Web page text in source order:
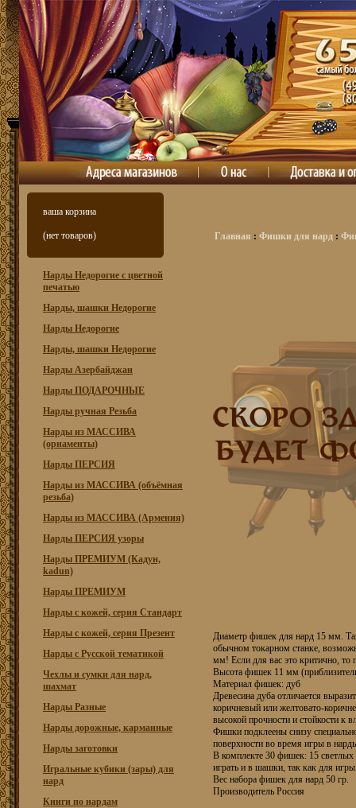
ваша корзина
(нет товаров)
Нарды Недорогие с цветной
печатью
Нарды, шашки Недорогие
Нарды Недорогие
Нарды, шашки Недорогие
Нарды Азербайджан
Нарды ПОДАРОЧНЫЕ
Нарды ручная Резьба
Нарды из МАССИВА
(орнаменты)
Нарды ПЕРСИЯ
Нарды из МАССИВА (объёмная
резьба)
Нарды из МАССИВА (Армения)
Нарды ПЕРСИЯ узоры
Нарды ПРЕМИУМ (Кадун,
kadun)
Нарды ПРЕМИУМ
Нарды с кожей, серия Стандарт
Нарды с кожей, серия Презент
Нарды с Русской тематикой
Чехлы и сумки для нард,
шахмат
Нарды Разные
Нарды дорожные, карманные
Нарды заготовки
Игральные кубики (зары) для
нард
Книги по нардам
Главная : Фишки для нард :
Диаметр фишек для нард 15 мм.
обычном токарном станке,
мм! Если для вас это критично,
Высота фишек 11 мм
Материал фишек: дуб
Древесина дуба отличается
коричневый или желтовато-
высокой прочности и стойкости к
Фишки подклеены снизу
поверхности во время игры в
В комплекте 30 фишек: 15
играть и в шашки, так как для
Вес набора фишек для нард 50 гр.
Производитель Россия